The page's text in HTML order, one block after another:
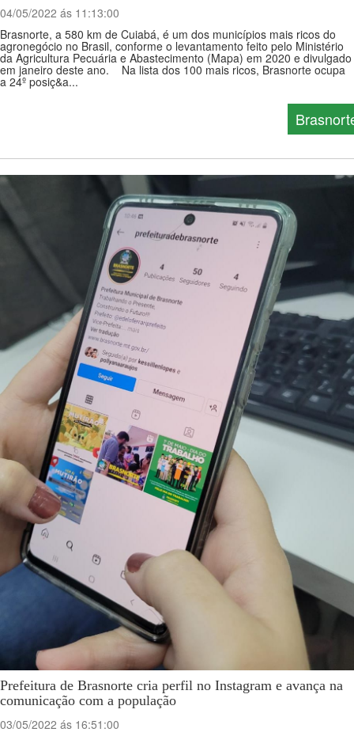
04/05/2022 ás 11:13:00
Brasnorte, a 580 km de Cuiabá, é um dos municípios mais ricos do
agronegócio no Brasil, conforme o levantamento feito pelo Ministério
da Agricultura Pecuária e Abastecimento (Mapa) em 2020 e divulgado
em janeiro deste ano. Na lista dos 100 mais ricos, Brasnorte ocupa
a 24º posiç&a...
Prefeitura de Brasnorte cria perfil no Instagram e avança na
comunicação com a população
03/05/2022 ás 16:51:00